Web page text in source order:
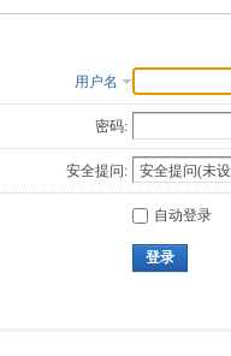
用户名
密码:
安全提问:
自动登录
登录